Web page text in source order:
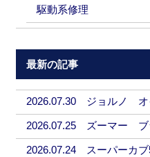
駆動系修理
最新の記事
2026.07.30 ジョルノ オ
2026.07.25 ズーマー ブ
2026.07.24 スーパーカ